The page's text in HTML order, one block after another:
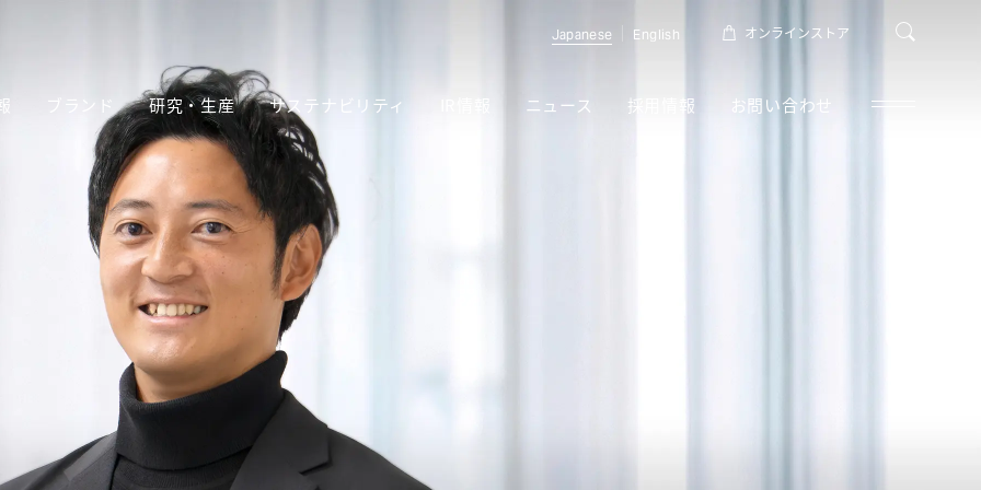
Japanese English オンラインストア
ブランド 研究・生産 サステナビリティ IR情報 ニュース 採用情報 お問い合わせ